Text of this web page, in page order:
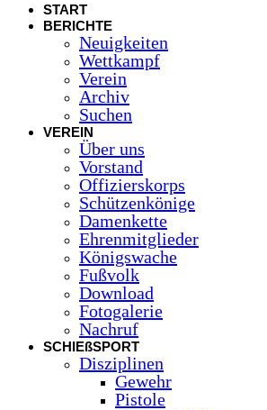
START
BERICHTE
Neuigkeiten
Wettkampf
Verein
Archiv
Suchen
VEREIN
Über uns
Vorstand
Offizierskorps
Schützenkönige
Damenkette
Ehrenmitglieder
Königswache
Fußvolk
Download
Fotogalerie
Nachruf
SCHIEßSPORT
Disziplinen
Gewehr
Pistole